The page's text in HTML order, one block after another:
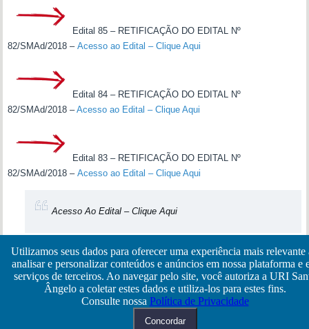
Edital 85 – RETIFICAÇÃO DO EDITAL Nº
82/SMAd/2018 –Acesso ao Edital – Clique Aqui
Edital 84 – RETIFICAÇÃO DO EDITAL Nº
82/SMAd/2018 –Acesso ao Edital – Clique Aqui
Edital 83 – RETIFICAÇÃO DO EDITAL Nº
82/SMAd/2018 –Acesso ao Edital – Clique Aqui
Acesso Ao Edital –Clique Aqui
FORMULÁRIO DE INSCRIÇÃO – Acesso ao Formulário
Clique Aqui
Copyright © NTI - URI-Santo Ângelo
Utilizamos seus dados para oferecer uma experiência mais relevante
analisar e personalizar conteúdos e anúncios em nossa plataforma e
serviços de terceiros. Ao navegar pelo site, você autoriza a URI
Ângelo a coletar estes dados e utiliza-los para estes fins.
Consulte nossa Política de Privacidade
Concordar